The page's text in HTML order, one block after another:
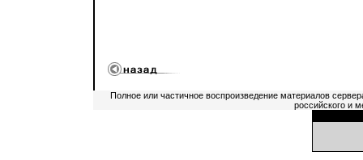
Полное или частичное воспроизведение материалов
российского и